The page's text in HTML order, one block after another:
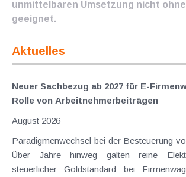
unmittelbaren Umsetzung nicht
geeignet.
Aktuelles
Neuer Sachbezug ab 2027 für E-
Rolle von Arbeitnehmer​­beiträgen
August 2026
Paradigmenwechsel bei der Besteuerung
Über Jahre hinweg galten reine
steuerlicher Goldstandard bei